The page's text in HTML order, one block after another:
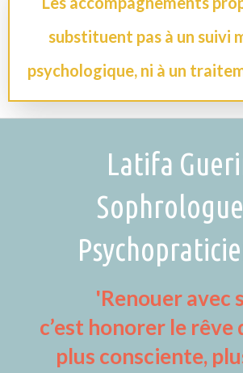
substituent pas à un suivi
psychologique, ni à un
Latifa
'Renouer avec
c’est honorer le rêve
plus consciente,